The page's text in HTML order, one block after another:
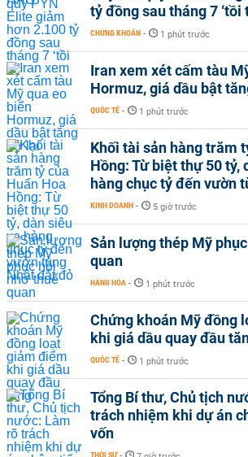
tỷ đồng sau tháng 7 ‘tồi
CHỨNG KHOÁN - 1 phút trước
Iran xem xét cấm tàu
Hormuz, giá dầu bật
QUỐC TẾ - 1 phút trước
Khối tài sản hàng trăm
Hồng: Từ biệt thự 50 tỷ,
hàng chục tỷ đến vườn
KINH DOANH - 5 giờ trước
Sản lượng thép Mỹ
quan
HÀNG HÓA - 1 phút trước
Chứng khoán Mỹ đồng
khi giá dầu quay đầu
QUỐC TẾ - 1 phút trước
Tổng Bí thư, Chủ tịch
trách nhiệm khi dự án
vốn
THỜI SỰ